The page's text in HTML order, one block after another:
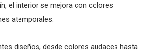
el interior se mejora con colores
atemporales.
diseños, desde colores audaces hasta